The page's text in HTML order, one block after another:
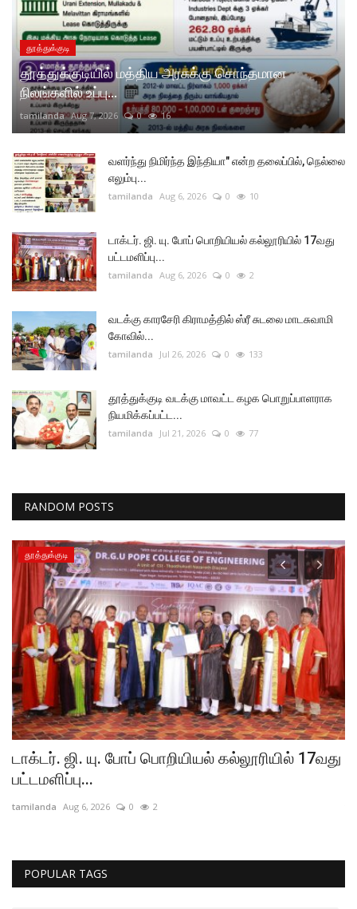
தூத்துக்குடி
தூத்துக்குடியில் மத்திய அரசுக்கு சொந்தமான
நிலங்களில் உப்பு...
tamilanda Aug 7, 2026 0 16
வளர்ந்து நிமிர்ந்த இந்தியா" என்ற தலைப்பில், நெல்லை
எலும்பு...
tamilanda Aug 6, 2026 0 10
டாக்டர். ஜி. யு. போப் பொறியியல் கல்லூரியில் 17வது
பட்டமளிப்பு...
tamilanda Aug 6, 2026 0 2
வடக்கு காரசேரி கிராமத்தில் ஸ்ரீ சுடலை மாடசுவாமி
கோவில்...
tamilanda Jul 26, 2026 0 133
தூத்துக்குடி வடக்கு மாவட்ட கழக பொறுப்பாளராக
நியமிக்கப்பட்ட...
tamilanda Jul 21, 2026 0 77
RANDOM POSTS
தூத்துக்குடி
டாக்டர். ஜி. யு. போப் பொறியியல் கல்லூரியில் 17வது
பட்டமளிப்பு...
tamilanda Aug 6, 2026 0 2
POPULAR TAGS